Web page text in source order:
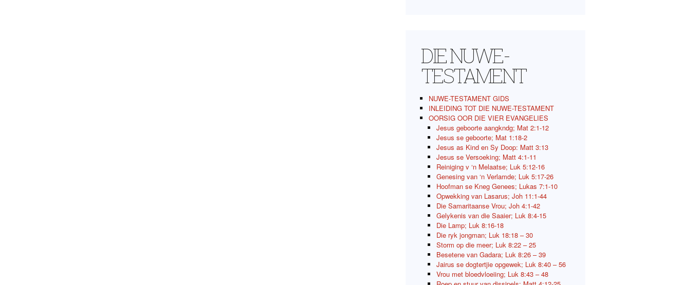
DIE NUWE-
TESTAMENT
NUWE-TESTAMENT GIDS
INLEIDING TOT DIE NUWE-TESTAMENT
OORSIG OOR DIE VIER EVANGELIES
Jesus geboorte aangkndg; Mat 2:1-12
Jesus se geboorte; Mat 1:18-2
Jesus as Kind en Sy Doop: Matt 3:13
Jesus se Versoeking; Matt 4:1-11
Reiniging v ‘n Melaatse; Luk 5:12-16
Genesing van ‘n Verlamde; Luk 5:17-26
Hoofman se Kneg Genees; Lukas 7:1-10
Opwekking van Lasarus; Joh 11:1-44
Die Samaritaanse Vrou; Joh 4:1-42
Gelykenis van die Saaier; Luk 8:4-15
Die Lamp; Luk 8:16-18
Die ryk jongman; Luk 18:18 – 30
Storm op die meer; Luk 8:22 – 25
Besetene van Gadara; Luk 8:26 – 39
Jairus se dogtertjie opgewek; Luk 8:40 – 56
Vrou met bloedvloeiing; Luk 8:43 – 48